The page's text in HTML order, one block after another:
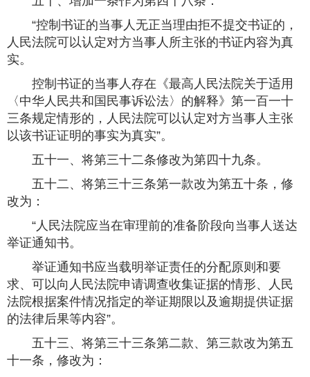
“控制书证的当事人无正当理由拒不提交书证的，
人民法院可以认定对方当事人所主张的书证内容为真
实。
控制书证的当事人存在《最高人民法院关于适用
〈中华人民共和国民事诉讼法〉的解释》第一百一十
三条规定情形的，人民法院可以认定对方当事人主张
以该书证证明的事实为真实”。
五十一、将第三十二条修改为第四十九条。
五十二、将第三十三条第一款改为第五十条，修
改为：
“人民法院应当在审理前的准备阶段向当事人送达
举证通知书。
举证通知书应当载明举证责任的分配原则和要
求、可以向人民法院申请调查收集证据的情形、人民
法院根据案件情况指定的举证期限以及逾期提供证据
的法律后果等内容”。
五十三、将第三十三条第二款、第三款改为第五
十一条，修改为：